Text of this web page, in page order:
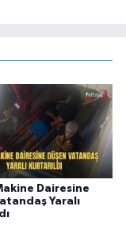
Dairesine
Yaralı